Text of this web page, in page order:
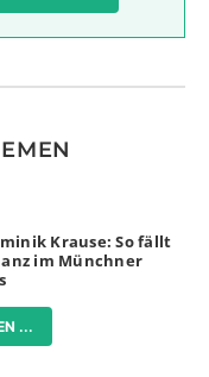
Krause: So fällt
im Münchner
...